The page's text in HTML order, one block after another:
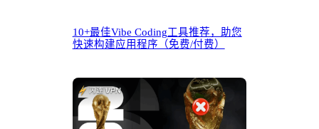
10+最佳Vibe Coding工具推荐，助您
快速构建应用程序（免费/付费）